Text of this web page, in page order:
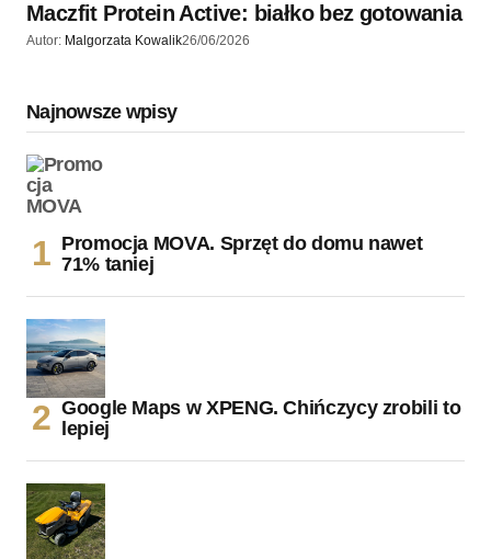
Maczfit Protein Active: białko bez gotowania
Autor: Malgorzata Kowalik26/06/2026
Najnowsze wpisy
Promocja MOVA. Sprzęt do domu nawet
71% taniej
Google Maps w XPENG. Chińczycy zrobili to
lepiej